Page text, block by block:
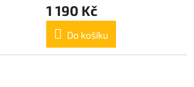
1 190 Kč
Do košíku